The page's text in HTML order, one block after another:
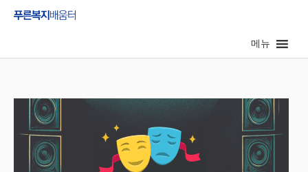
메뉴